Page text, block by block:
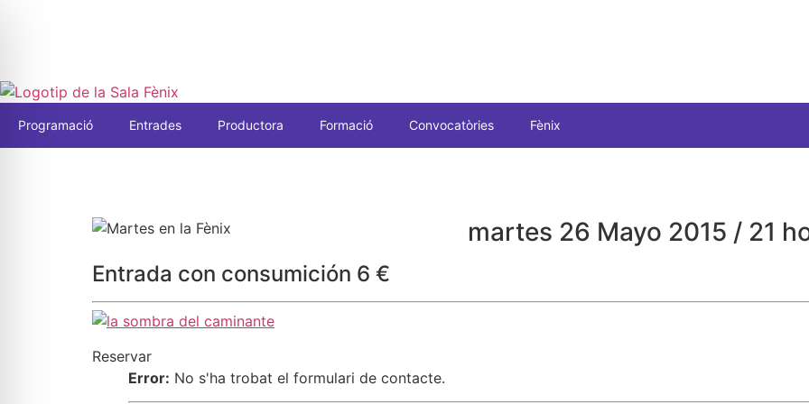
Programació Entrades Productora Formació Convocatòries Fènix
martes 26 Mayo 2015 / 21
Entrada con consumición 6 €
Reservar
Error: No s'ha trobat el formulari de contacte.